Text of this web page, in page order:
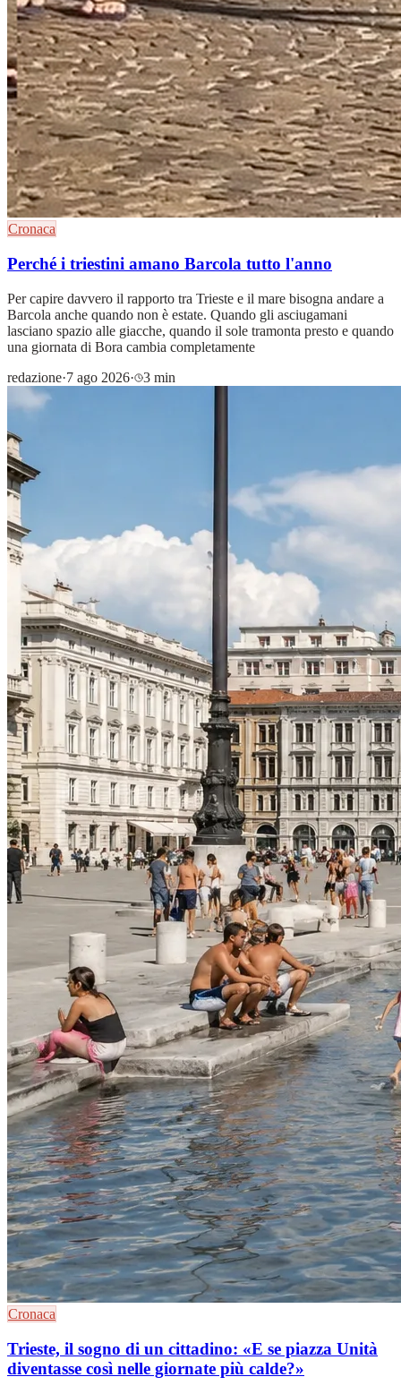
Cronaca
Perché i triestini amano Barcola tutto l'anno
Per capire davvero il rapporto tra Trieste e il mare bisogna andare a
Barcola anche quando non è estate. Quando gli asciugamani
lasciano spazio alle giacche, quando il sole tramonta presto e quando
una giornata di Bora cambia completamente
redazione·7 ago 2026· 3 min
Cronaca
Trieste, il sogno di un cittadino: «E se piazza Unità
diventasse così nelle giornate più calde?»